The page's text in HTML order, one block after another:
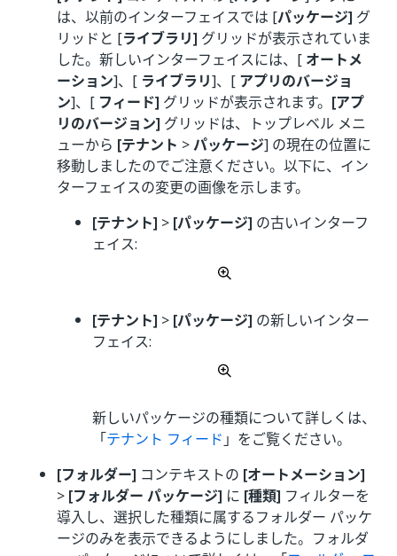
は、以前のインターフェイスでは [パッケージ] グ
リッドと [ライブラリ] グリッドが表示されていま
した。新しいインターフェイスには、[ オートメ
ーション]、[ ライブラリ]、[ アプリのバージョ
ン]、[ フィード] グリッドが表示されます。 [アプ
リのバージョン] グリッドは、トップレベル メニ
ューから [テナント >パッケージ] の現在の位置に
移動しましたのでご注意ください。以下に、イン
ターフェイスの変更の画像を示します。
[テナント] > [パッケージ] の古いインターフ
ェイス:
[パッケージ]
新しいパッケージの種類について詳しくは、
「 テナント フィード」をご覧ください。